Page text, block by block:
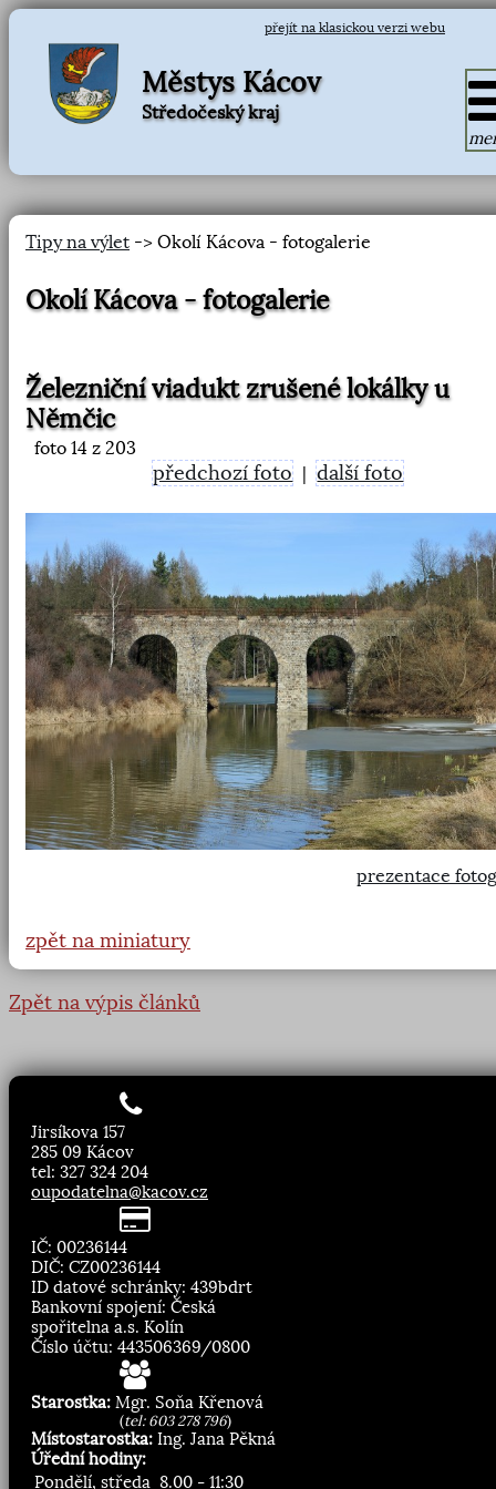
přejít na klasickou verzi webu
Městys Kácov
Středočeský kraj
Tipy na výlet -> Okolí Kácova - fotogalerie
Okolí Kácova - fotogalerie
Železniční viadukt zrušené lokálky u
Němčic
foto 14 z 203
předchozí foto |další foto
prezentace
zpět na miniatury
Zpět na výpis článků
Jirsíkova 157
285 09 Kácov
tel: 327 324 204
oupodatelna@kacov.cz
IČ: 00236144
DIČ: CZ00236144
ID datové schránky: 439bdrt
Bankovní spojení: Česká
spořitelna a.s. Kolín
Číslo účtu: 443506369/0800
Starostka: Mgr. Soňa Křenová
(tel: 603 278 796)
Místostarostka: Ing. Jana Pěkná
Úřední hodiny:
Pondělí, středa 8.00 - 11:30